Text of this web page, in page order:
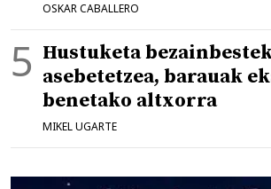
OSKAR CABALLERO
Hustuketa
asebetetzea, barauak
benetako altxorra
MIKEL UGARTE